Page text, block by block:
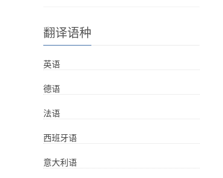
翻译语种
英语
德语
法语
西班牙语
意大利语